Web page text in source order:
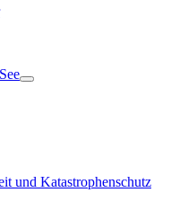
und Katastrophenschutz